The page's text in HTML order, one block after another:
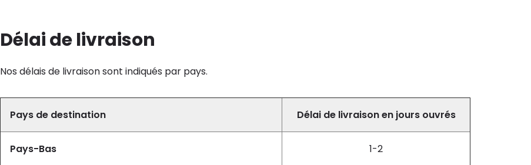
Délai de livraison
Nos délais de livraison sont indiqués par pays.
Pays de destination Délai de livraison en jours ouvrés
Pays-Bas 1-2